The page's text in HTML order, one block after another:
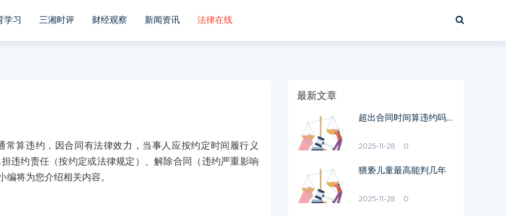
学习 三湘时评 财经观察 新闻资讯 法律在线
算违约，因合同有法律效力，当事人应按约定时间履行义
违约责任（按约定或法律规定）、解除合同（违约严重影响
编将为您介绍相关内容。
最新文章
超出合同时间算违约吗怎
2025-11-28 0
猥亵儿童最高能判几年
2025-11-28 0